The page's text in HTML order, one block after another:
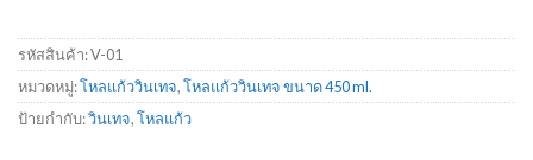
รหัสสินค้า:V-01
หมวดหมู่:โหลแก้ววินเทจ,โหลแก้ววินเทจ ขนาด 450 ml.
ป้ายกำกับ:วินเทจ,โหลแก้ว